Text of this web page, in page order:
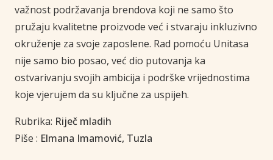
važnost podržavanja brendova koji ne samo što
pružaju kvalitetne proizvode već i stvaraju inkluzivno
okruženje za svoje zaposlene. Rad pomoću Unitasa
nije samo bio posao, već dio putovanja ka
ostvarivanju svojih ambicija i podrške vrijednostima
koje vjerujem da su ključne za uspijeh.
Rubrika: Riječ mladih
Piše : Elmana Imamović, Tuzla